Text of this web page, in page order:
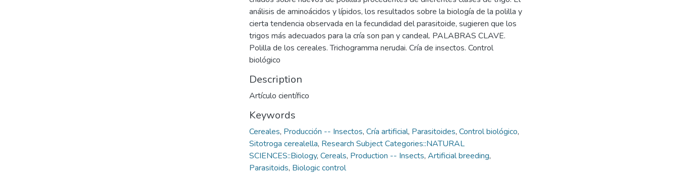
análisis de aminoácidos y lípidos, los resultados sobre la biología de la polilla y
cierta tendencia observada en la fecundidad del parasitoide, sugieren que los
trigos más adecuados para la cría son pan y candeal. PALABRAS CLAVE.
Polilla de los cereales. Trichogramma nerudai. Cría de insectos. Control
biológico
Description
Artículo científico
Keywords
Cereales, Producción -- Insectos, Cría artificial, Parasitoides, Control biológico,
Sitotroga cerealella, Research Subject Categories::NATURAL
SCIENCES::Biology, Cereals, Production -- Insects, Artificial breeding,
Parasitoids, Biologic control